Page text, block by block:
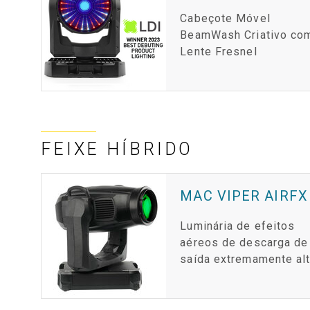
Cabeçote Móvel
BeamWash Criativo
Lente Fresnel
FEIXE HÍBRIDO
MAC VIPER AIRFX
Luminária de efeitos
aéreos de descarga de
saída extremamente